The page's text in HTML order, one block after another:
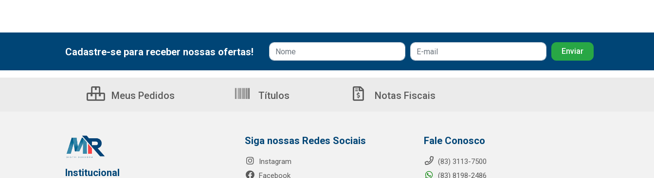
Cadastre-se para receber nossas ofertas!
Meus Pedidos Títulos Notas Fiscais
Institucional
Siga nossas Redes Sociais
Instagram
Facebook
Fale Conosco
(83) 3113-7500
(83) 8198-2486